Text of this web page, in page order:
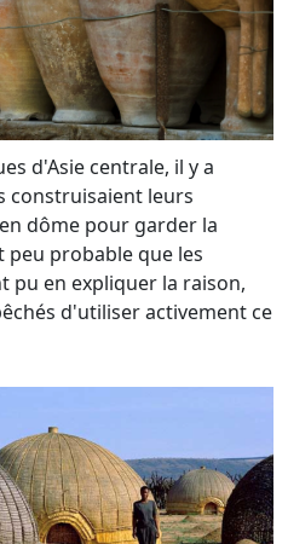
d'Asie centrale, il y a
construisaient leurs
dôme pour garder la
probable que les
pu en expliquer la raison,
d'utiliser activement ce